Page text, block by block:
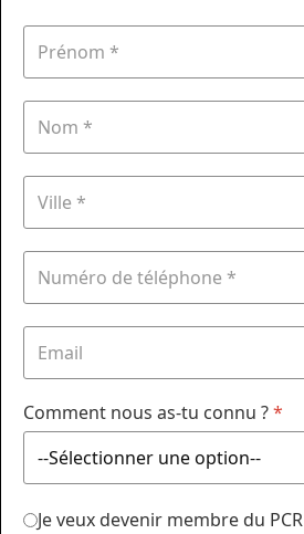
Comment nous as-tu connu ?*
Je veux devenir membre du PCR